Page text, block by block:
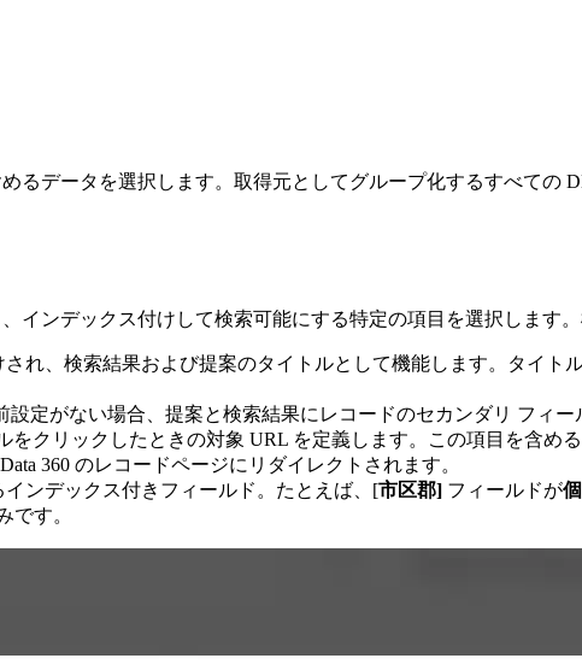
るデータを選択します。取得元としてグループ化するすべての
インデックス付けして検索可能にする特定の項目を選択します
れ、検索結果および提案のタイトルとして機能します。タイ
設定がない場合、提案と検索結果にレコードのセカンダリ フィー
をクリックしたときの対象 URL を定義します。この項目を含め
360 のレコードページにリダイレクトされます。
ンデックス付きフィールド。たとえば、[市区郡] フィールドが
です。